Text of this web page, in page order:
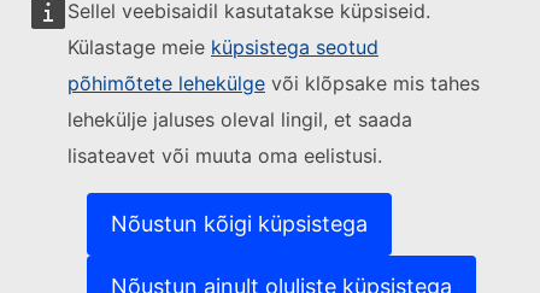
Sellel veebisaidil kasutatakse küpsiseid.
Külastage meie küpsistega seotud
põhimõtete lehekülge või klõpsake mis tahes
lehekülje jaluses oleval lingil, et saada
lisateavet või muuta oma eelistusi.
Nõustun kõigi küpsistega
Nõustun ainult oluliste küpsistega